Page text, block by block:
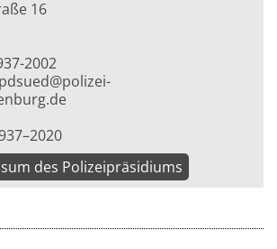
16
2002
des Polizeipräsidiums